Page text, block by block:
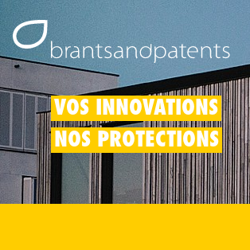
VOS INNOVATIONS
NOS PROTECTIONS